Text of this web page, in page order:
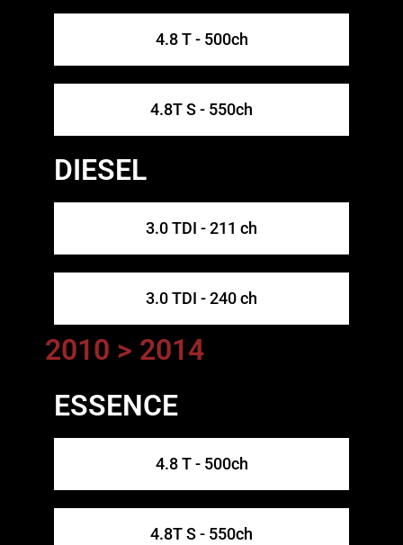
4.8 T - 500ch
4.8T S - 550ch
DIESEL
3.0 TDI - 211 ch
3.0 TDI - 240 ch
2010 > 2014
ESSENCE
4.8 T - 500ch
4.8T S - 550ch